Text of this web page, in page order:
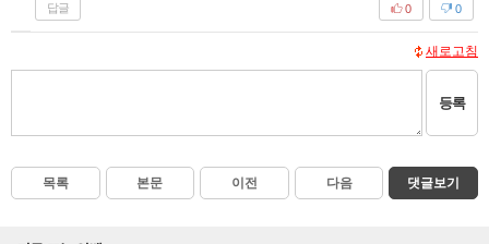
답글 0
0
새로고침
등록
목록 본문 이전 다음 댓글보기